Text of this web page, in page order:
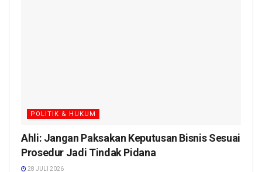
POLITIK & HUKUM
Ahli: Jangan Paksakan Keputusan Bisnis Sesuai
Prosedur Jadi Tindak Pidana
28 JULI 2026